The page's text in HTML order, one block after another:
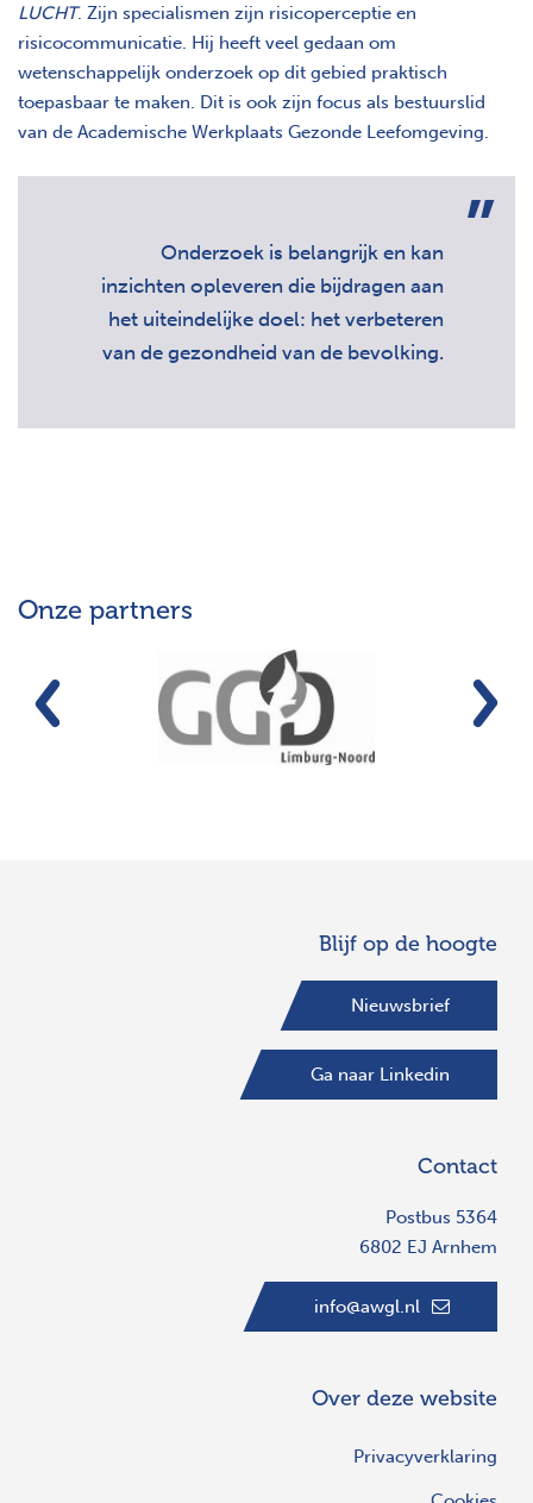
LUCHT. Zijn specialismen zijn risicoperceptie en
risicocommunicatie. Hij heeft veel gedaan om
wetenschappelijk onderzoek op dit gebied praktisch
toepasbaar te maken. Dit is ook zijn focus als bestuurslid
van de Academische Werkplaats Gezonde Leefomgeving.
Onderzoek is belangrijk en kan
inzichten opleveren die bijdragen aan
het uiteindelijke doel: het verbeteren
van de gezondheid van de bevolking.
Onze partners
Blijf op de hoogte
Nieuwsbrief
Ga naar Linkedin
Contact
Postbus 5364
6802 EJ Arnhem
info@awgl.nl
Over deze website
Privacyverklaring